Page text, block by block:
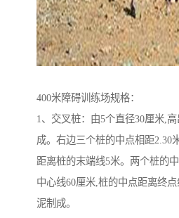
400米障碍训练场规格：
1、交叉桩：由5个直径30厘米,
成。右边三个桩的中点相距2.30
距离桩的末端线5米。两个桩的
中心线60厘米,桩的中点距离终
泥制成。